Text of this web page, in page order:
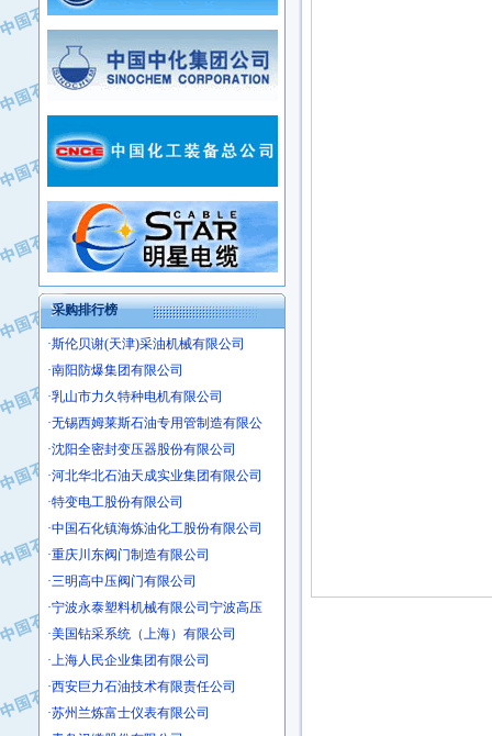
·江苏天安防雷工程有限责任公司
·自贡五洲防腐安装有限公司
采购排行榜
·中国石化茂名石化分公司
·上海山武控制仪表有限公司
·上海赛科石油化工有限责任公司
·河北卓唯钢管制造有限公司
·中国石化扬子石油化工股份有限公司
·中国石化上海石油化工股份有限公司
·中国石化长岭炼化公司
·中国石油长庆油田分公司
·中国石油宁夏石化分公司
·大庆油田物资集团
·斯伦贝谢(天津)采油机械有限公司